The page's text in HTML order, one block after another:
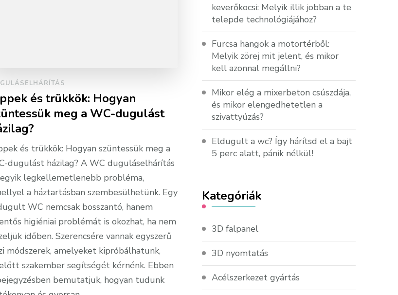
és trükkök: Hogyan
meg a WC-dugulást
és trükkök: Hogyan szüntessük meg a
dugulást házilag? A WC duguláselhárítás
legkellemetlenebb probléma,
a háztartásban szembesülhetünk. Egy
WC nemcsak bosszantó, hanem
higiéniai problémát is okozhat, ha nem
időben. Szerencsére vannak egyszerű
módszerek, amelyeket kipróbálhatunk,
szakember segítségét kérnénk. Ebben
bemutatjuk, hogyan tudunk
keverőkocsi: Melyik illik jobban a te
telepde technológiájához?
Furcsa hangok a motortérből:
Melyik zörej mit jelent, és mikor
kell azonnal megállni?
Mikor elég a mixerbeton csúszdája,
és mikor elengedhetetlen a
szivattyúzás?
Eldugult a wc? Így hárítsd el a bajt
5 perc alatt, pánik nélkül!
Kategóriák
3D falpanel
3D nyomtatás
Acélszerkezet gyártás